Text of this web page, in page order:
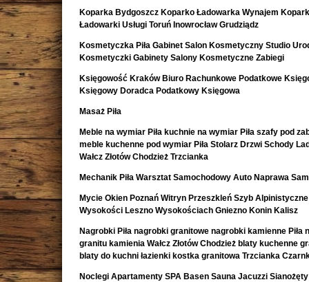
Koparka Bydgoszcz Koparko Ładowarka Wynajem
Ładowarki Usługi Toruń Inowrocław Grudziądz
Kosmetyczka Piła Gabinet Salon Kosmetyczny Studio
Kosmetyczki Gabinety Salony Kosmetyczne Zabiegi
Księgowość Kraków Biuro Rachunkowe Podatkowe
Księgowy Doradca Podatkowy Księgowa
Masaż Piła
Meble na wymiar Piła kuchnie na wymiar Piła szafy pod
meble kuchenne pod wymiar Piła Stolarz Drzwi Schody
Wałcz Złotów Chodzież Trzcianka
Mechanik Piła Warsztat Samochodowy Auto Naprawa
Mycie Okien Poznań Witryn Przeszkleń Szyb
Wysokości Leszno Wysokościach Gniezno Konin Kalisz
Nagrobki Piła nagrobki granitowe nagrobki kamienne Piła
granitu kamienia Wałcz Złotów Chodzież blaty kuchenne
blaty do kuchni łazienki kostka granitowa Trzcianka
Noclegi Apartamenty SPA Basen Sauna Jacuzzi